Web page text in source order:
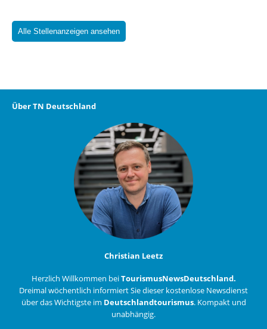
Alle Stellenanzeigen ansehen
Über TN Deutschland
Christian Leetz
Herzlich Willkommen beiTourismusNewsDeutschland.
Dreimal wöchentlich informiert Sie dieser kostenlose Newsdienst
über das Wichtigste im Deutschlandtourismus. Kompakt und
unabhängig.